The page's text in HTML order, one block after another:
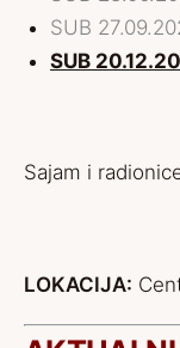
SUB
SUB
Sajam i
LOKACIJA: